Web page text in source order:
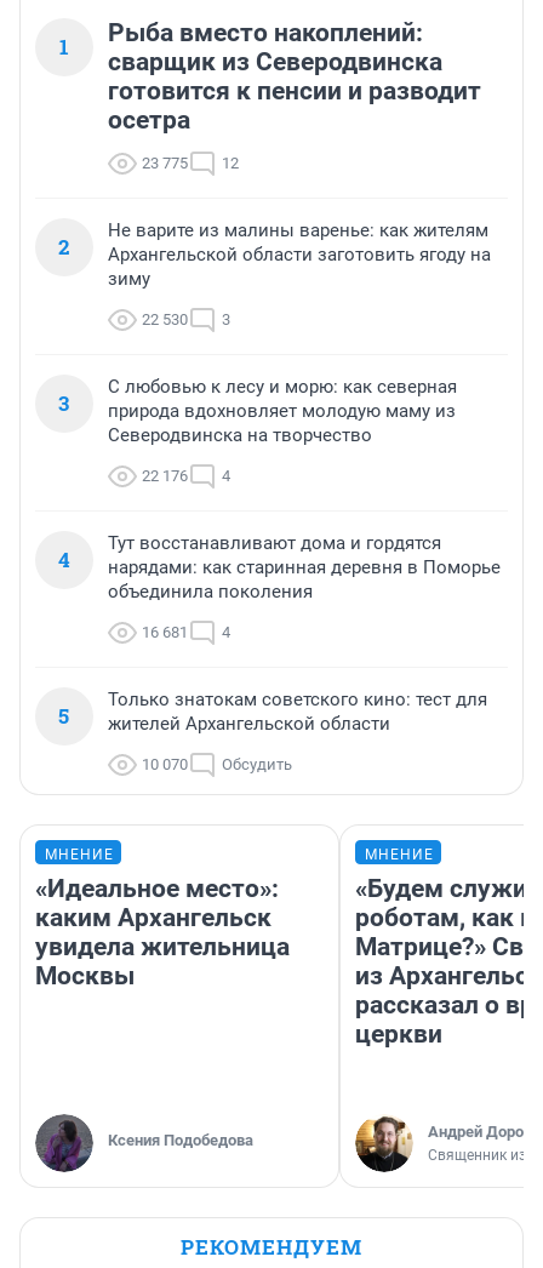
1
Рыба вместо накоплений:
сварщик из Северодвинска
готовится к пенсии и разводит
осетра
23 775 12
2
Не варите из малины варенье: как жителям
Архангельской области заготовить ягоду на
зиму
22 530 3
3
С любовью к лесу и морю: как северная
природа вдохновляет молодую маму из
Северодвинска на творчество
22 176 4
4
Тут восстанавливают дома и гордятся
нарядами: как старинная деревня в Поморье
объединила поколения
16 681 4
5
Только знатокам советского кино: тест для
жителей Архангельской области
10 070 Обсудить
МНЕНИЕ
«Идеальное место»:
каким Архангельск
увидела жительница
Москвы
Ксения Подобедова
МНЕНИЕ
«Будем
роботам, как в
Матрице?»
из
рассказал о
церкви
Андрей
Священник из
РЕКОМЕНДУЕМ